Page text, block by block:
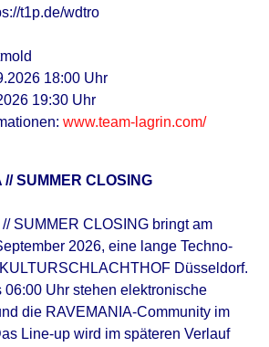
t1p.de/wdtro
18:00 Uhr
19:30 Uhr
www.team-lagrin.com/
// SUMMER CLOSING
SUMMER CLOSING bringt am
2026, eine lange Techno-
Düsseldorf.
06:00 Uhr stehen elektronische
die RAVEMANIA-Community im
Line-up wird im späteren Verlauf